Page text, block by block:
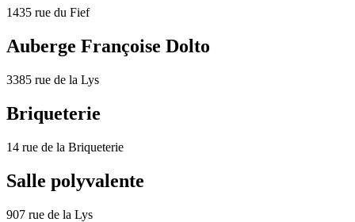
1435 rue du Fief
Auberge Françoise Dolto
3385 rue de la Lys
Briqueterie
14 rue de la Briqueterie
Salle polyvalente
907 rue de la Lys